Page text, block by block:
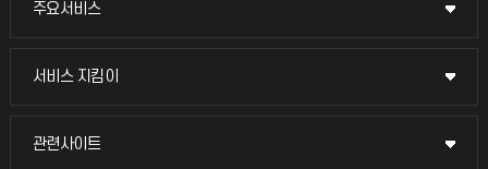
주요서비스
주요서비스
교무회의방송
서비스 지킴이
서비스 지킴이
묻고 답하기
관련사이트
관련사이트